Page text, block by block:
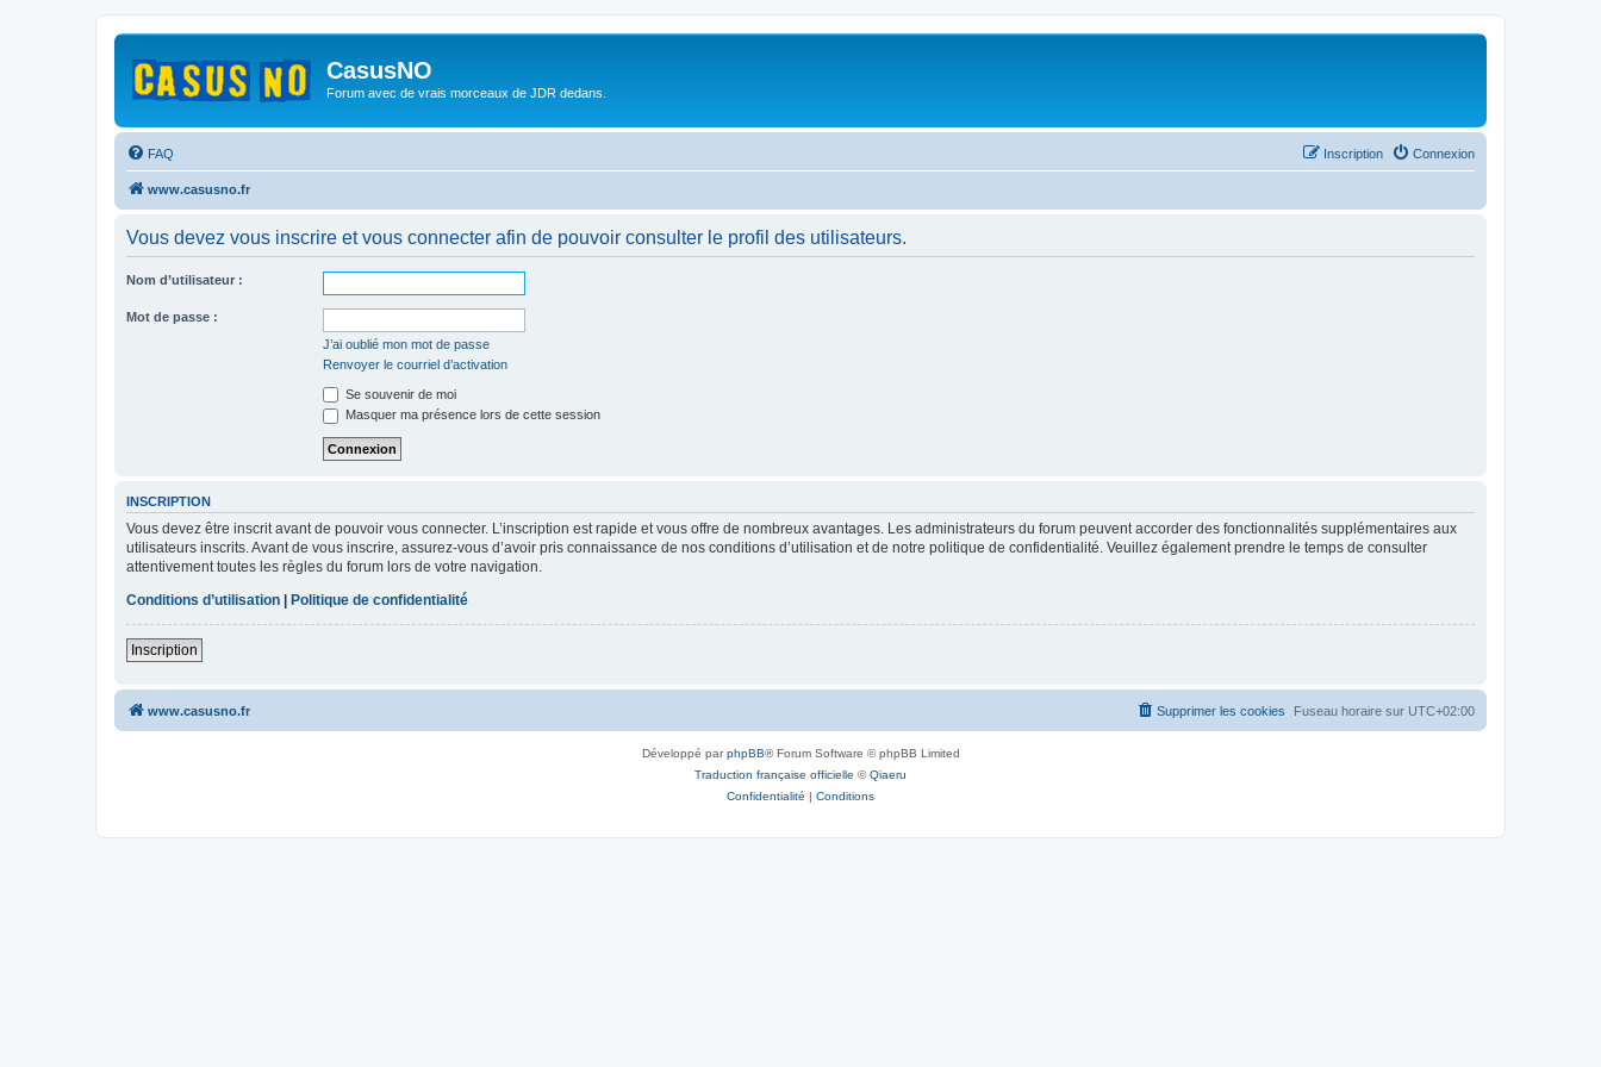
CasusNO
Forum avec de vrais morceaux de JDR dedans.
FAQ Connexion
Inscription
www.casusno.fr
Vous devez vous inscrire et vous connecter afin de pouvoir consulter le profil des utilisateurs.
Nom d’utilisateur :
Mot de passe :
J’ai oublié mon mot de passe
Renvoyer le courriel d’activation
Se souvenir de moi
Masquer ma présence lors de cette session
INSCRIPTION
Vous devez être inscrit avant de pouvoir vous connecter. L’inscription est rapide et vous offre de nombreux avantages. Les administrateurs du forum peuvent accorder des fonctionnalités supplémentaires aux
utilisateurs inscrits. Avant de vous inscrire, assurez-vous d’avoir pris connaissance de nos conditions d’utilisation et de notre politique de confidentialité. Veuillez également prendre le temps de consulter
attentivement toutes les règles du forum lors de votre navigation.
Conditions d’utilisation
Politique de confidentialité
Inscription
www.casusno.fr Fuseau horaire sur UTC+02:00
Supprimer les cookies
Développé parphpBB® Forum Software © phpBB Limited
Traduction française officielle ©Qiaeru
Confidentialité | Conditions